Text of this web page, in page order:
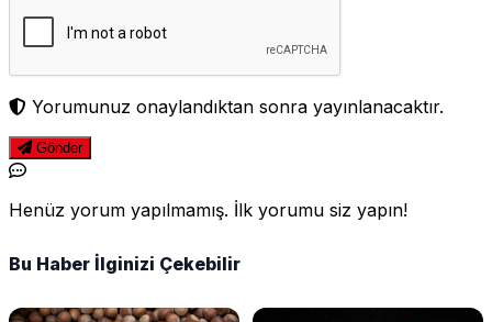
Yorumunuz onaylandıktan sonra yayınlanacaktır.
Gönder
Henüz yorum yapılmamış. İlk yorumu siz yapın!
Bu Haber İlginizi Çekebilir